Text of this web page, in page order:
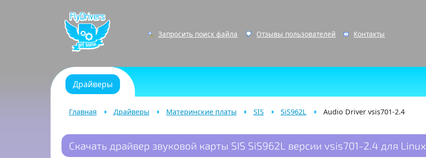
Запросить поиск файла Отзывы пользователей Контакты
Драйверы
Главная Драйверы Материнские платы SIS SiS962L Audio Driver vsis701-2.4
Скачать драйвер звуковой карты SIS SiS962L версии vsis701-2.4 для Linux